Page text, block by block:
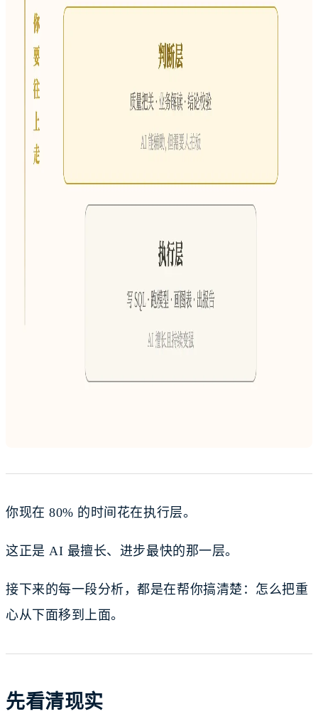
你现在 80% 的时间花在执行层。
这正是 AI 最擅长、进步最快的那一层。
接下来的每一段分析，都是在帮你搞清楚：怎么把重
心从下面移到上面。
先看清现实